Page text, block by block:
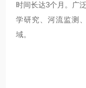
时间长达3个月。广
学研究、河流监测
域。